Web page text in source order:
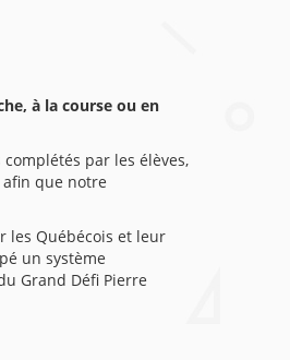
à la course ou en
par les élèves,
afin que notre
les Québécois et leur
un système
Grand Défi Pierre